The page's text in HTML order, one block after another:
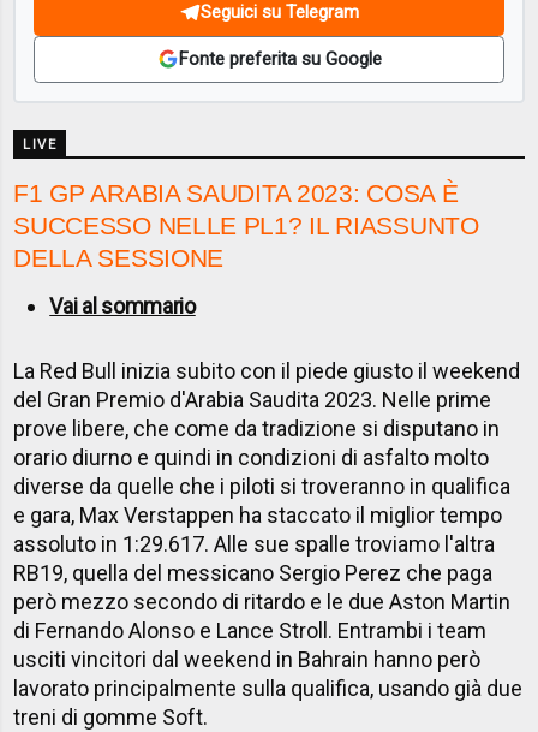
Seguici su Telegram
Fonte preferita su Google
LIVE
F1 GP ARABIA SAUDITA 2023: COSA È
SUCCESSO NELLE PL1? IL RIASSUNTO
DELLA SESSIONE
Vai al sommario
La Red Bull inizia subito con il piede giusto il weekend
del Gran Premio d'Arabia Saudita 2023. Nelle prime
prove libere, che come da tradizione si disputano in
orario diurno e quindi in condizioni di asfalto molto
diverse da quelle che i piloti si troveranno in qualifica
e gara, Max Verstappen ha staccato il miglior tempo
assoluto in 1:29.617. Alle sue spalle troviamo l'altra
RB19, quella del messicano Sergio Perez che paga
però mezzo secondo di ritardo e le due Aston Martin
di Fernando Alonso e Lance Stroll. Entrambi i team
usciti vincitori dal weekend in Bahrain hanno però
lavorato principalmente sulla qualifica, usando già due
treni di gomme Soft.